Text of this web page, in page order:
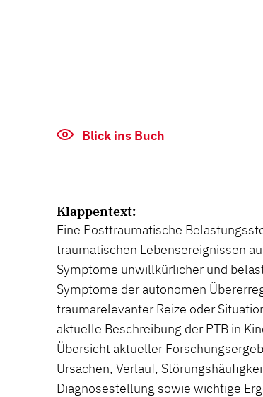
Blick ins Buch
Klappentext:
Eine Posttraumatische
traumatischen Lebensereignissen
Symptome unwillkürlicher und
Symptome der autonomen
traumarelevanter Reize oder
aktuelle Beschreibung der PTB in
Übersicht aktueller
Ursachen, Verlauf,
Diagnosestellung sowie wichtige